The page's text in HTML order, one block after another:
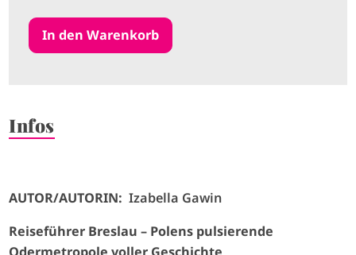
Infos
AUTOR/AUTORIN: Izabella Gawin
Reiseführer Breslau – Polens pulsierende